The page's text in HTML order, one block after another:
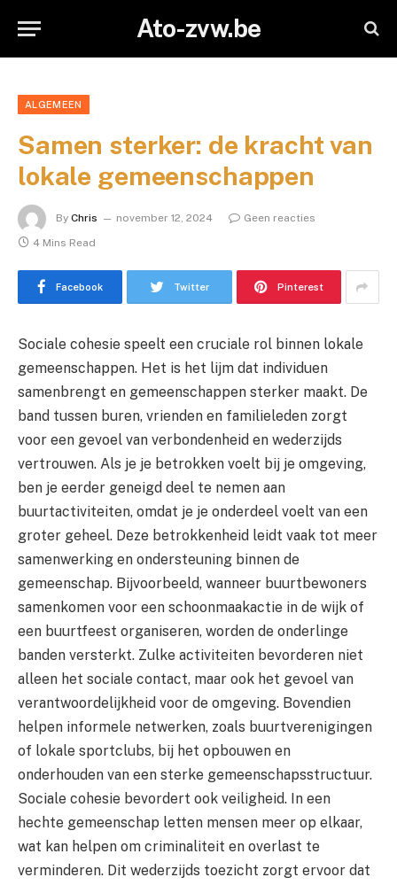
Ato-zvw.be
ALGEMEEN
Samen sterker: de kracht van
lokale gemeenschappen
By Chris november 12, 2024
Geen reacties
4 Mins Read
Facebook Twitter Pinterest
Sociale cohesie speelt een cruciale rol binnen lokale
gemeenschappen. Het is het lijm dat individuen
samenbrengt en gemeenschappen sterker maakt. De
band tussen buren, vrienden en familieleden zorgt
voor een gevoel van verbondenheid en wederzijds
vertrouwen. Als je je betrokken voelt bij je omgeving,
ben je eerder geneigd deel te nemen aan
buurtactiviteiten, omdat je je onderdeel voelt van een
groter geheel. Deze betrokkenheid leidt vaak tot meer
samenwerking en ondersteuning binnen de
gemeenschap. Bijvoorbeeld, wanneer buurtbewoners
samenkomen voor een schoonmaakactie in de wijk of
een buurtfeest organiseren, worden de onderlinge
banden versterkt. Zulke activiteiten bevorderen niet
alleen het sociale contact, maar ook het gevoel van
verantwoordelijkheid voor de omgeving. Bovendien
helpen informele netwerken, zoals buurtverenigingen
of lokale sportclubs, bij het opbouwen en
onderhouden van een sterke gemeenschapsstructuur.
Sociale cohesie bevordert ook veiligheid. In een
hechte gemeenschap letten mensen meer op elkaar,
wat kan helpen om criminaliteit en overlast te
verminderen. Dit wederzijds toezicht zorgt ervoor dat